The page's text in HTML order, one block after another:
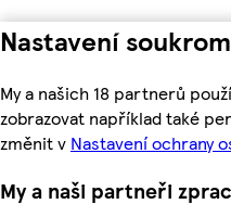
Nastavení
My a našich 18 partnerů
zobrazovat například také
změnit v Nastavení ochrany
My a naši partneři